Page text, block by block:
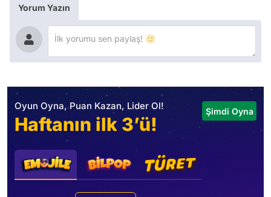
Yorum Yazın
Oyun Oyna, Puan Kazan, Lider Ol!
Haftanın ilk 3’ü!
Şimdi Oyna